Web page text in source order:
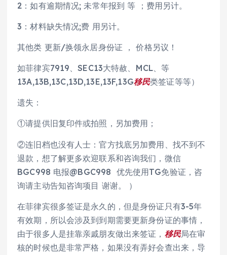
2：如有逾期情况; 未常年报到 等 ；费用另计。
3：材料缺失情况;费 用另计。
其他类 更新/换领永居身份证 ， 价格另议！
如菲律宾7919、SEC13大特赦、MCL、等
13A,13B,13C,13D,13E,13F,13G移民类签证等等）
遗失：
①请提供旧复印件或拍照，另加费用；
②连旧档也没有人士：官方找底另加费用、找不到不
退款，想了解更多欢迎联系和咨询我们，微信
BGC998 电报@BGC998 优先使用TG免验证，咨
询请主动告知咨询项目 谢谢。 ）
在菲律宾很多签证是永久的，但是身份证只有3-5年
有效期，所以会涉及到到期需要更新身份证的事情，
由于很多人是挂靠亲戚朋友做出来签证， 移民局在审
核的时候也是非常严格，如果没有弄好会查出来，导